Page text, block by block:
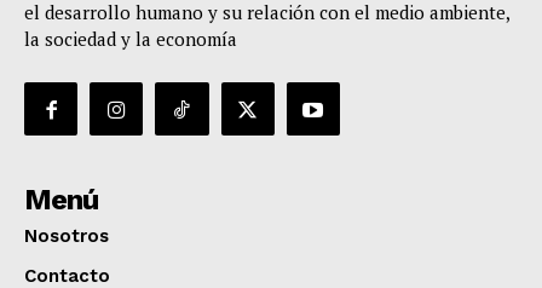
el desarrollo humano y su relación con el medio ambiente,
la sociedad y la economía
Menú
Nosotros
Contacto